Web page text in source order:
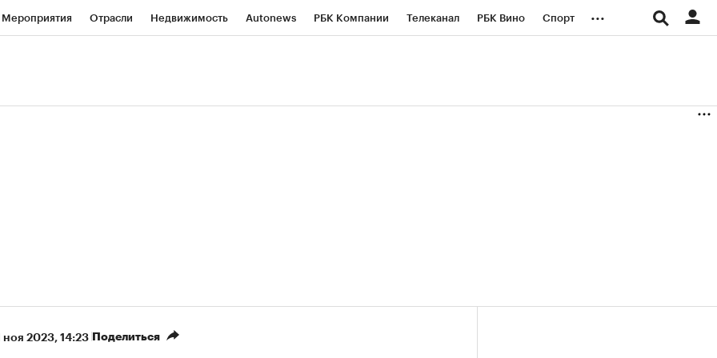
Мероприятия Отрасли Недвижимость Autonews РБК Компании Телеканал РБК Вино Спорт ...
ноя 2023, 14:23 Поделиться